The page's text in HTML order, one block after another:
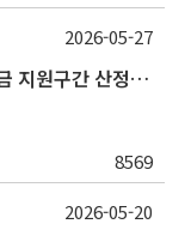
2026학년도 2학기 한국장학재단 학자금 지원구간 산정 신청 안내
8569
2026-05-27
2026-05-20